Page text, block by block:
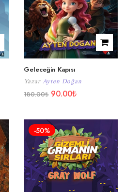
Geleceğin Kapısı
Yazar Ayten Doğan
180.00₺ 90.00₺
-50%